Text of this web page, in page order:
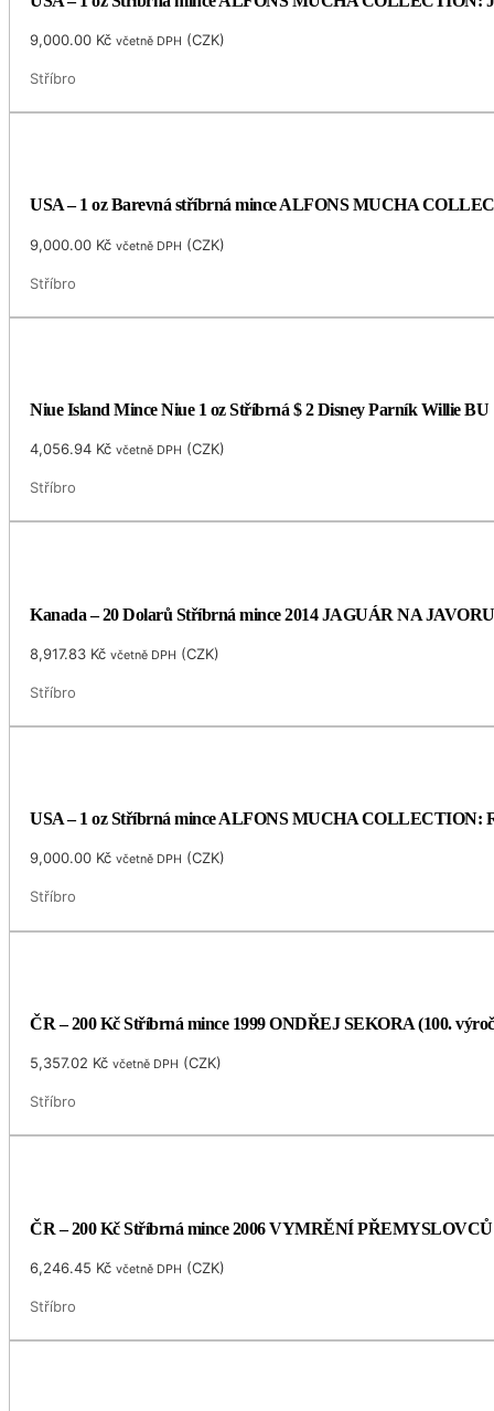
9,000.00 Kč včetně DPH (CZK)
Stříbro
USA – 1 oz Barevná stříbrná mince ALFONS MUCHA
9,000.00 Kč včetně DPH (CZK)
Stříbro
Niue Island Mince Niue 1 oz Stříbrná $ 2 Disney Parník Willie BU
4,056.94 Kč včetně DPH (CZK)
Stříbro
Kanada – 20 Dolarů Stříbrná mince 2014 JAGUÁR NA
8,917.83 Kč včetně DPH (CZK)
Stříbro
USA – 1 oz Stříbrná mince ALFONS MUCHA COLLECTION:
9,000.00 Kč včetně DPH (CZK)
Stříbro
ČR – 200 Kč Stříbrná mince 1999 ONDŘEJ SEKORA (100.
5,357.02 Kč včetně DPH (CZK)
Stříbro
ČR – 200 Kč Stříbrná mince 2006 VYMRĚNÍ
6,246.45 Kč včetně DPH (CZK)
Stříbro